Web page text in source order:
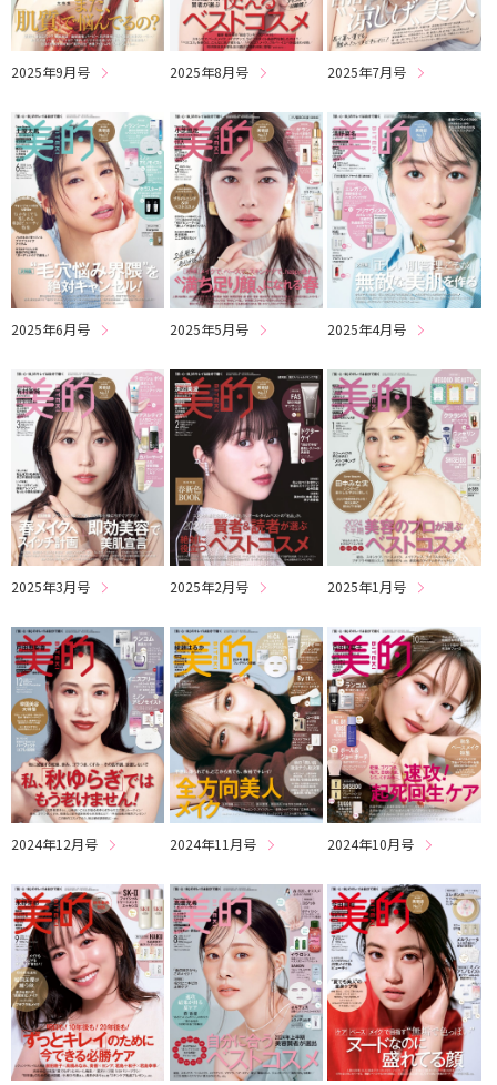
2025年9月号 2025年8月号 2025年7月号
2025年6月号 2025年5月号 2025年4月号
2025年3月号 2025年2月号 2025年1月号
2024年12月号 2024年11月号 2024年10月号